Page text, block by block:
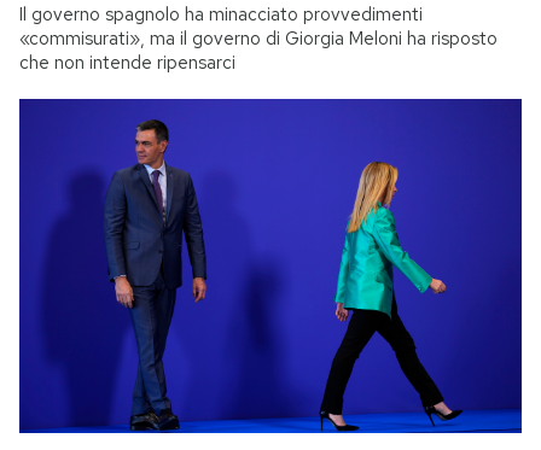
Il governo spagnolo ha minacciato provvedimenti
«commisurati», ma il governo di Giorgia Meloni ha risposto
che non intende ripensarci